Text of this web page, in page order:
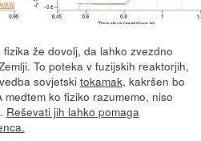
že dovolj, da lahko zvezdno
To poteka v fuzijskih reaktorjih,
sovjetski tokamak, kakršen bo
medtem ko fiziko razumemo, niso
Reševati jih lahko pomaga